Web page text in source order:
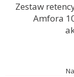
Zestaw
Amfora